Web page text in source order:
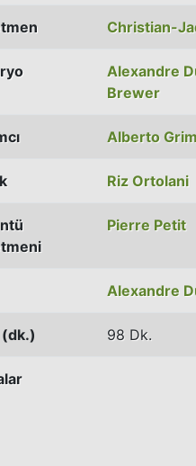
Christian-
Alexandre
Brewer
Alberto
Riz Ortolani
Pierre Petit
Alexandre
98 Dk.